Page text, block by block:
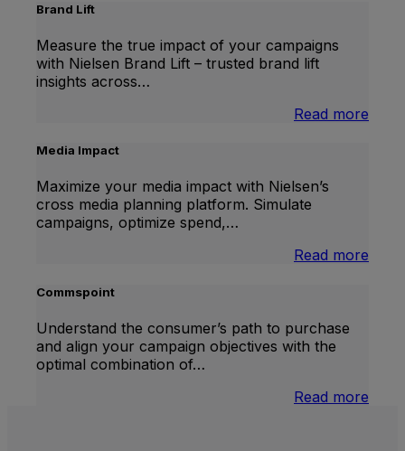
Brand Lift
Measure the true impact of your campaigns
with Nielsen Brand Lift – trusted brand lift
insights across…
Read more
Media Impact
Maximize your media impact with Nielsen’s
cross media planning platform. Simulate
campaigns, optimize spend,…
Read more
Commspoint
Understand the consumer’s path to purchase
and align your campaign objectives with the
optimal combination of…
Read more